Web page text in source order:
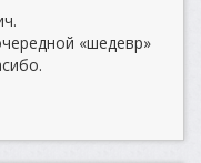
«шедевр»